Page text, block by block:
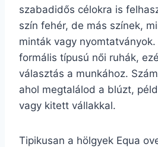
szabadidős célokra is
szín fehér, de más színek,
minták vagy
formális típusú női ruhák,
választás a munkához.
ahol megtalálod a blúzt,
vagy kitett vállakkal.
Tipikusan a hölgyek Equa